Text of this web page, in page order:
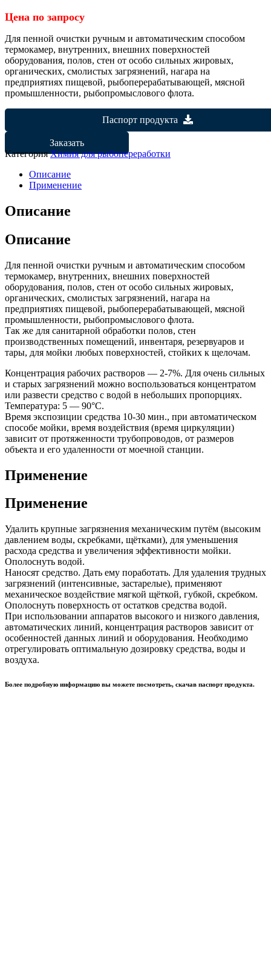
Цена по запросу
Для пенной очистки ручным и автоматическим способом
термокамер, внутренних, внешних поверхностей
оборудования, полов, стен от особо сильных жировых,
органических, смолистых загрязнений, нагара на
предприятиях пищевой, рыбоперерабатывающей, мясной
промышленности, рыбопромыслового флота.
Паспорт продукта
Заказать
КатегорияХимия для рыбопереработки
Описание
Применение
Описание
Описание
Для пенной очистки ручным и автоматическим способом
термокамер, внутренних, внешних поверхностей
оборудования, полов, стен от особо сильных жировых,
органических, смолистых загрязнений, нагара на
предприятиях пищевой, рыбоперерабатывающей, мясной
промышленности, рыбопромыслового флота.
Так же для санитарной обработки полов, стен
производственных помещений, инвентаря, резервуаров и
тары, для мойки любых поверхностей, стойких к щелочам.
Концентрация рабочих растворов — 2-7%. Для очень сильных
и старых загрязнений можно воспользоваться концентратом
или развести средство с водой в небольших пропорциях.
Температура: 5 — 90°С.
Время экспозиции средства 10-30 мин., при автоматическом
способе мойки, время воздействия (время циркуляции)
зависит от протяженности трубопроводов, от размеров
объекта и его удаленности от моечной станции.
Применение
Применение
Удалить крупные загрязнения механическим путём (высоким
давлением воды, скребками, щётками), для уменьшения
расхода средства и увеличения эффективности мойки.
Ополоснуть водой.
Наносят средство. Дать ему поработать. Для удаления трудных
загрязнений (интенсивные, застарелые), применяют
механическое воздействие мягкой щёткой, губкой, скребком.
Ополоснуть поверхность от остатков средства водой.
При использовании аппаратов высокого и низкого давления,
автоматических линий, концентрация растворов зависит от
особенностей данных линий и оборудования. Необходимо
отрегулировать оптимальную дозировку средства, воды и
воздуха.
Более подробную информацию вы можете посмотреть, скачав паспорт продукта.